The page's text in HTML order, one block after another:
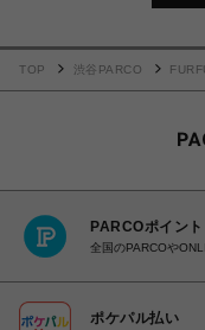
TOP 渋谷PARCO
PARCOポイント
全国のPARCOや
ポケパル払い